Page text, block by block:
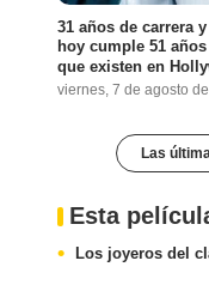
31 años de carrera
hoy cumple 51
que existen en
viernes, 7 de agosto
Las
Esta
Los joyeros del